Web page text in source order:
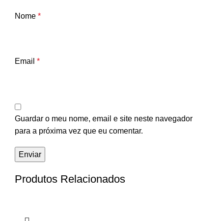
Nome *
Email *
Guardar o meu nome, email e site neste navegador
para a próxima vez que eu comentar.
Produtos Relacionados